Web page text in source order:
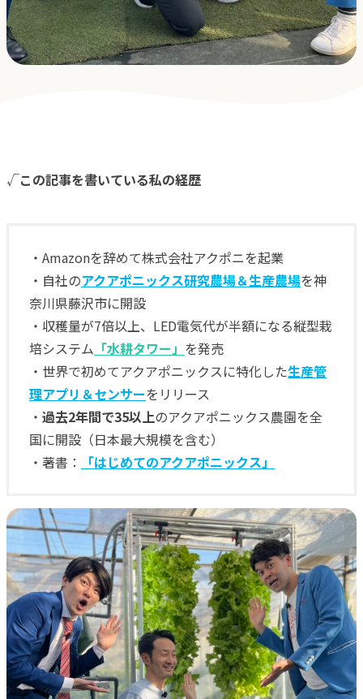
√この記事を書いている私の経歴
・Amazonを辞めて株式会社アクポニを起業
・自社のアクアポニックス研究農場＆生産農場を神
奈川県藤沢市に開設
・収穫量が7倍以上、LED電気代が半額になる縦型栽
培システム 「水耕タワー」 を発売
・世界で初めてアクアポニックスに特化した生産管
理アプリ＆センサーをリリース
・ 過去2年間で35以上のアクアポニックス農園を全
国に開設（日本最大規模を含む）
・著書：
「はじめてのアクアポニックス」